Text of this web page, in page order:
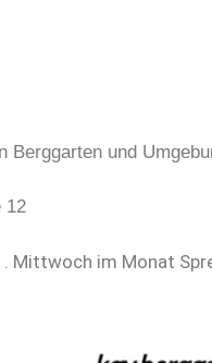
Berggarten und
12
Mittwoch im Monat